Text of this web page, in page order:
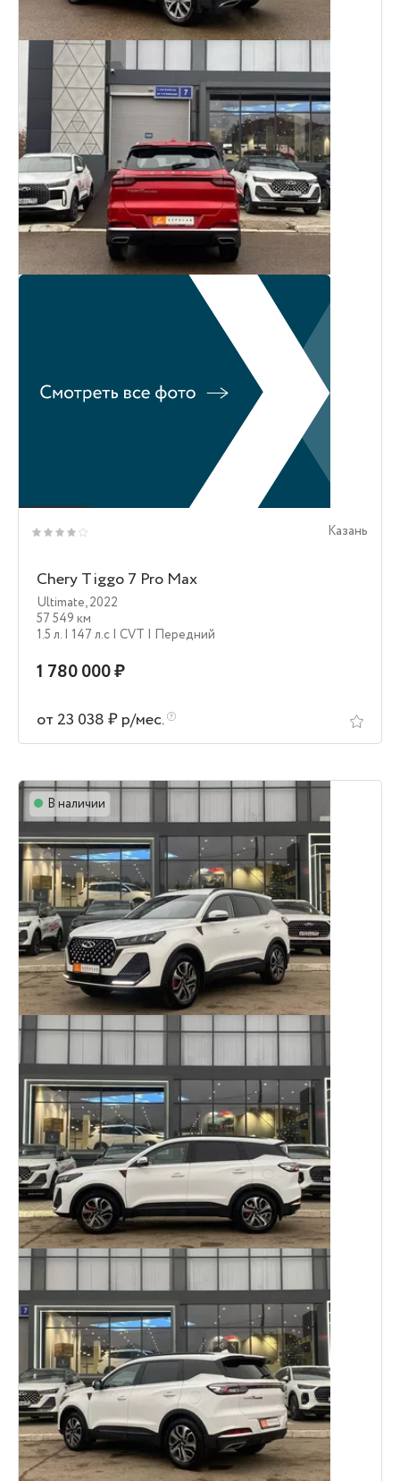
Казань
Chery Tiggo 7 Pro Max
Ultimate,2022
57 549 км
1.5 л. | 147 л.c | CVT | Передний
1 780 000 ₽
от 23 038 ₽ р/мес.
В наличии